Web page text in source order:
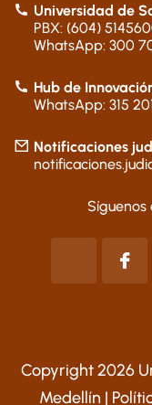
Universidad de
PBX: (604)
WhatsApp: 300
Hub de
WhatsApp: 315
Notificaciones
Síguenos
Copyright 2026
Medellín |